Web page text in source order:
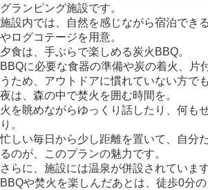
グランピング施設です。
施設内では、自然を感じながら宿泊でき
やログコテージを用意。
夕食は、手ぶらで楽しめる炭火BBQ。
BBQに必要な食器の準備や炭の着火、片
うため、アウトドアに慣れていない方で
夜は、森の中で焚火を囲む時間を。
火を眺めながらゆっくり話したり、何も
り。
忙しい毎日から少し距離を置いて、自分
るのが、このプランの魅力です。
さらに、施設には温泉が併設されています
BBQや焚火を楽しんだあとは、徒歩0分の